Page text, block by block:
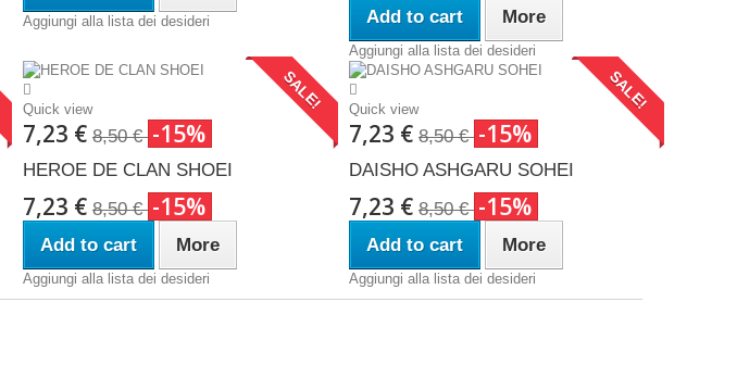
Aggiungi alla lista dei desideri Add to cart More
Aggiungi alla lista dei desideri
Quick view
7,23 € 8,50 € -15%
SALE!
HEROE DE CLAN SHOEI
7,23 € 8,50 € -15%
Add to cart More
Aggiungi alla lista dei desideri
Quick view
7,23 € 8,50 € -15%
SALE!
DAISHO ASHGARU SOHEI
7,23 € 8,50 € -15%
Add to cart More
Aggiungi alla lista dei desideri